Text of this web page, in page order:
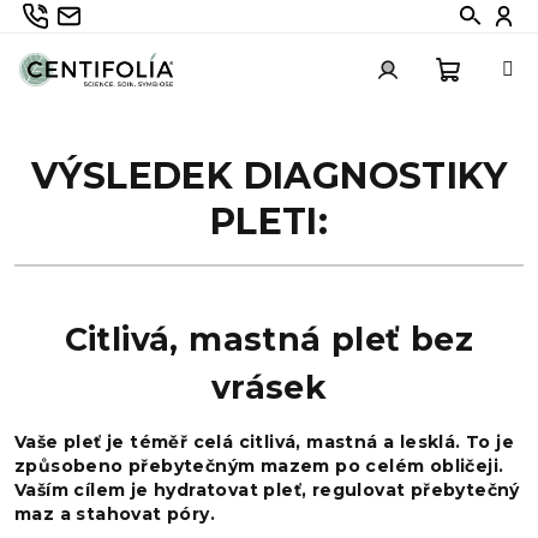
Přejít
obsah
735 336 882
info@centifolia.cz Hledat
košík
VÝSLEDEK DIAGNOSTIKY
PLETI:
Citlivá, mastná pleť bez
vrásek
Vaše pleť je téměř celá citlivá, mastná a lesklá. To je
způsobeno přebytečným mazem po celém obličeji.
Vaším cílem je hydratovat pleť, regulovat přebytečný
maz a stahovat póry.